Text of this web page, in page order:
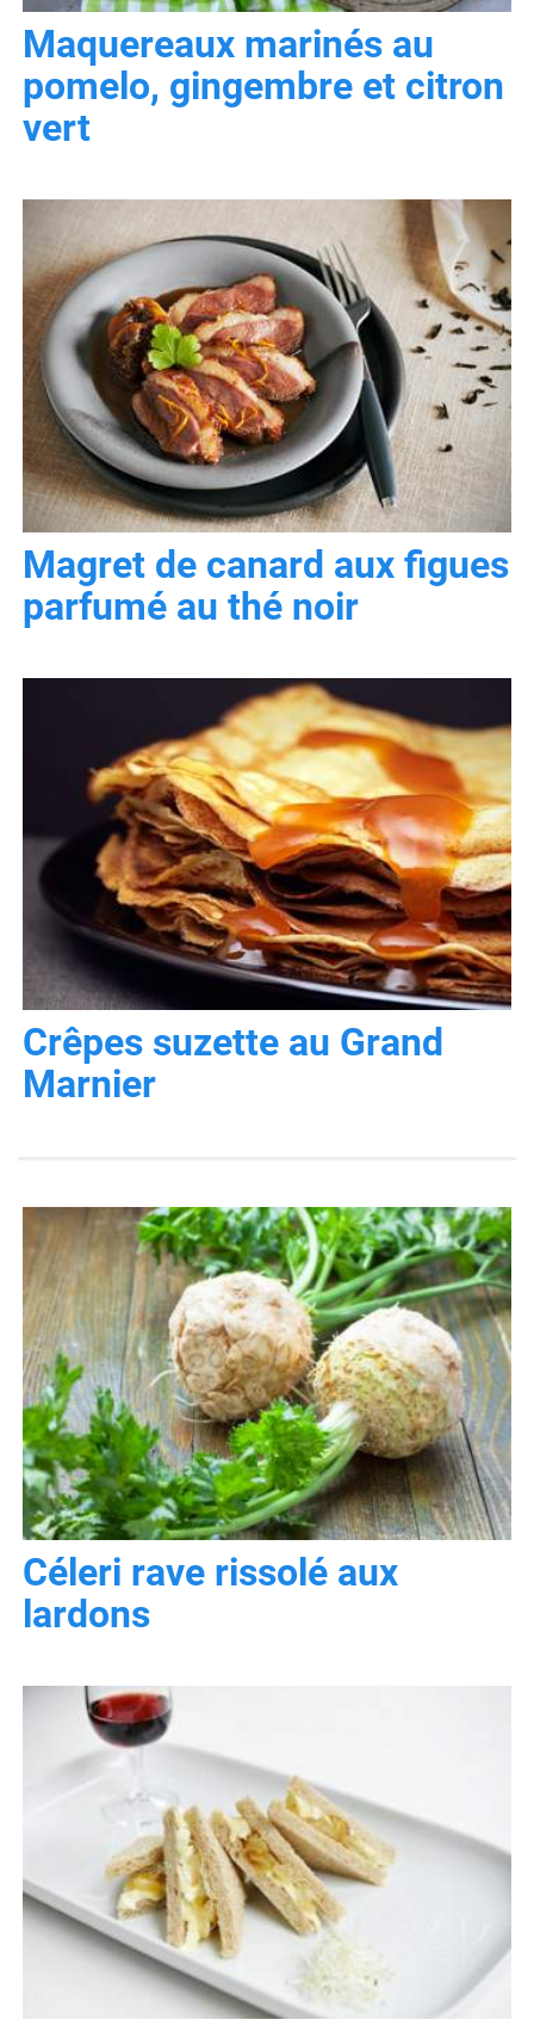
Maquereaux marinés au
pomelo, gingembre et citron
vert
Magret de canard aux figues
parfumé au thé noir
Crêpes suzette au Grand
Marnier
Céleri rave rissolé aux
lardons